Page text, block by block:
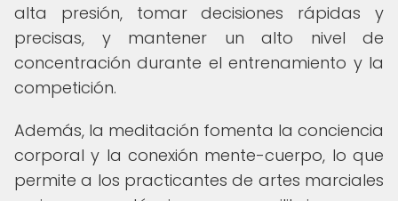
alta presión, tomar decisiones rápidas y
precisas, y mantener un alto nivel de
concentración durante el entrenamiento y la
competición.
Además, la meditación fomenta la conciencia
corporal y la conexión mente-cuerpo, lo que
permite a los practicantes de artes marciales